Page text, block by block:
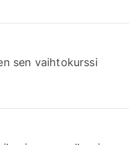
sen vaihtokurssi